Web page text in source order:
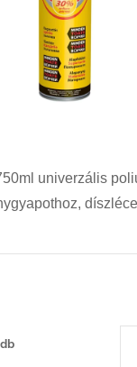
univerzális